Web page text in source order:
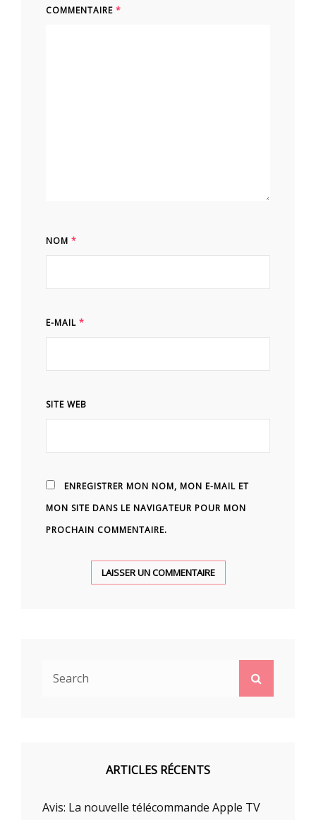
COMMENTAIRE *
NOM *
E-MAIL *
SITE WEB
ENREGISTRER MON NOM, MON E-MAIL ET
MON SITE DANS LE NAVIGATEUR POUR MON
PROCHAIN COMMENTAIRE.
ARTICLES RÉCENTS
Avis: La nouvelle télécommande Apple TV